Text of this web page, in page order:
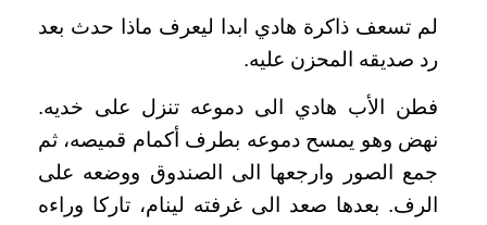
لم تسعف ذاكرة هادي ابدا ليعرف ماذا حدث بعد
رد صديقه المحزن عليه.
فطن الأب هادي الى دموعه تنزل على خديه.
نهض وهو يمسح دموعه بطرف أكمام قميصه، ثم
جمع الصور وارجعها الى الصندوق ووضعه على
الرف. بعدها صعد الى غرفته لينام، تاركا وراءه